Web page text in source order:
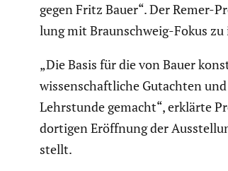
gegen Fritz Bauer“. Der Remer-
lung mit Braun­schweig-Fokus
„Die Basis für die von Bauer
wissen­schaft­liche Gutachten
Lehrstunde gemacht“, erklärte
dortigen Eröffnung der
stellt.